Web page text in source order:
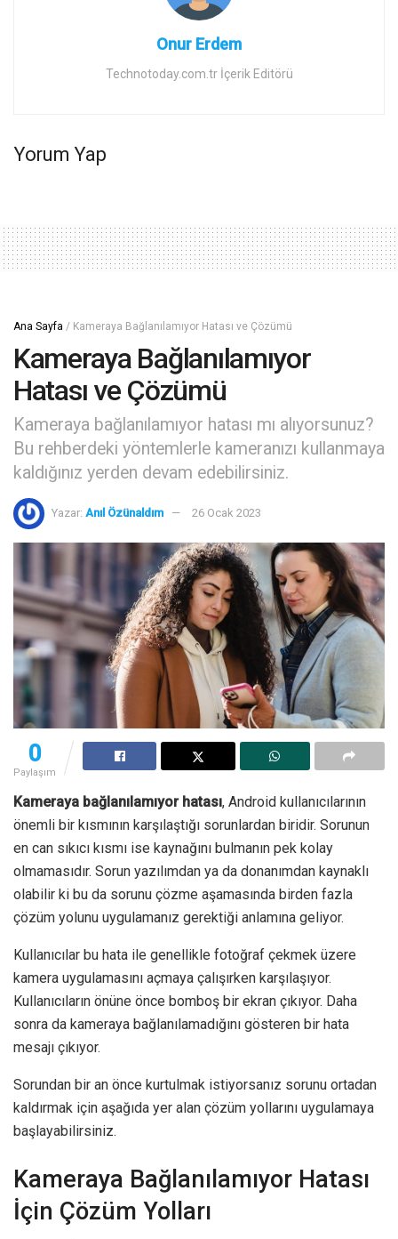
Onur Erdem
Technotoday.com.tr İçerik Editörü
Yorum Yap
Ana Sayfa / Kameraya Bağlanılamıyor Hatası ve Çözümü
Kameraya Bağlanılamıyor
Hatası ve Çözümü
Kameraya bağlanılamıyor hatası mı alıyorsunuz?
Bu rehberdeki yöntemlerle kameranızı kullanmaya
kaldığınız yerden devam edebilirsiniz.
Yazar: Anıl Özünaldım 26 Ocak 2023
0
Paylaşım
Kameraya bağlanılamıyor hatası, Android kullanıcılarının
önemli bir kısmının karşılaştığı sorunlardan biridir. Sorunun
en can sıkıcı kısmı ise kaynağını bulmanın pek kolay
olmamasıdır. Sorun yazılımdan ya da donanımdan kaynaklı
olabilir ki bu da sorunu çözme aşamasında birden fazla
çözüm yolunu uygulamanız gerektiği anlamına geliyor.
Kullanıcılar bu hata ile genellikle fotoğraf çekmek üzere
kamera uygulamasını açmaya çalışırken karşılaşıyor.
Kullanıcıların önüne önce bomboş bir ekran çıkıyor. Daha
sonra da kameraya bağlanılamadığını gösteren bir hata
mesajı çıkıyor.
Sorundan bir an önce kurtulmak istiyorsanız sorunu ortadan
kaldırmak için aşağıda yer alan çözüm yollarını uygulamaya
başlayabilirsiniz.
Kameraya Bağlanılamıyor Hatası
İçin Çözüm Yolları